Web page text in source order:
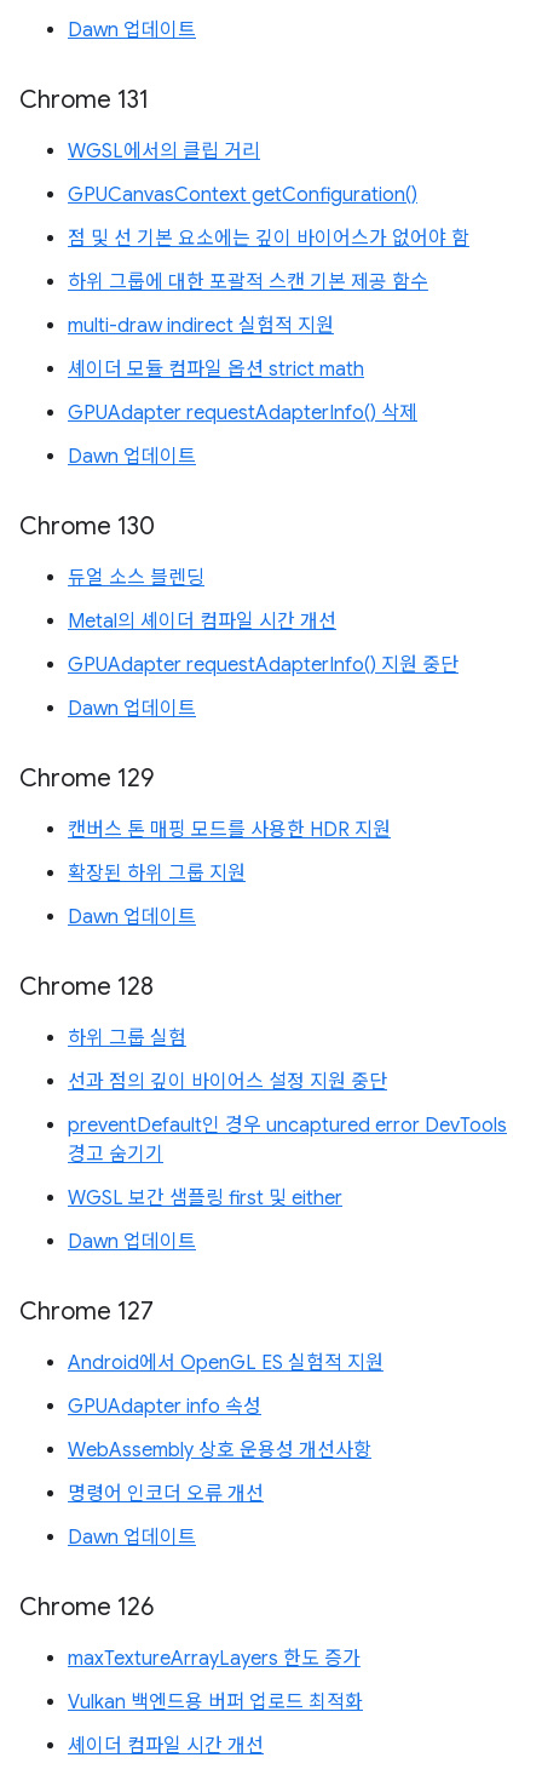
Dawn 업데이트
Chrome 131
WGSL에서의 클립 거리
GPUCanvasContext getConfiguration()
점 및 선 기본 요소에는 깊이 바이어스가 없어야 함
하위 그룹에 대한 포괄적 스캔 기본 제공 함수
multi-draw indirect 실험적 지원
셰이더 모듈 컴파일 옵션 strict math
GPUAdapter requestAdapterInfo() 삭제
Dawn 업데이트
Chrome 130
듀얼 소스 블렌딩
Metal의 셰이더 컴파일 시간 개선
GPUAdapter requestAdapterInfo() 지원 중단
Dawn 업데이트
Chrome 129
캔버스 톤 매핑 모드를 사용한 HDR 지원
확장된 하위 그룹 지원
Dawn 업데이트
Chrome 128
하위 그룹 실험
선과 점의 깊이 바이어스 설정 지원 중단
preventDefault인 경우 uncaptured error DevTools
경고 숨기기
WGSL 보간 샘플링 first 및 either
Dawn 업데이트
Chrome 127
Android에서 OpenGL ES 실험적 지원
GPUAdapter info 속성
WebAssembly 상호 운용성 개선사항
명령어 인코더 오류 개선
Dawn 업데이트
Chrome 126
maxTextureArrayLayers 한도 증가
Vulkan 백엔드용 버퍼 업로드 최적화
셰이더 컴파일 시간 개선